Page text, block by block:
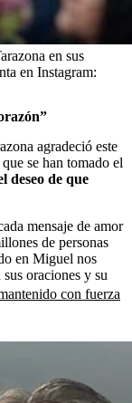
en sus
en Instagram:
agradeció este
se han tomado el
deseo de que
mensaje de amor
de personas
en Miguel nos
oraciones y su
con fuerza